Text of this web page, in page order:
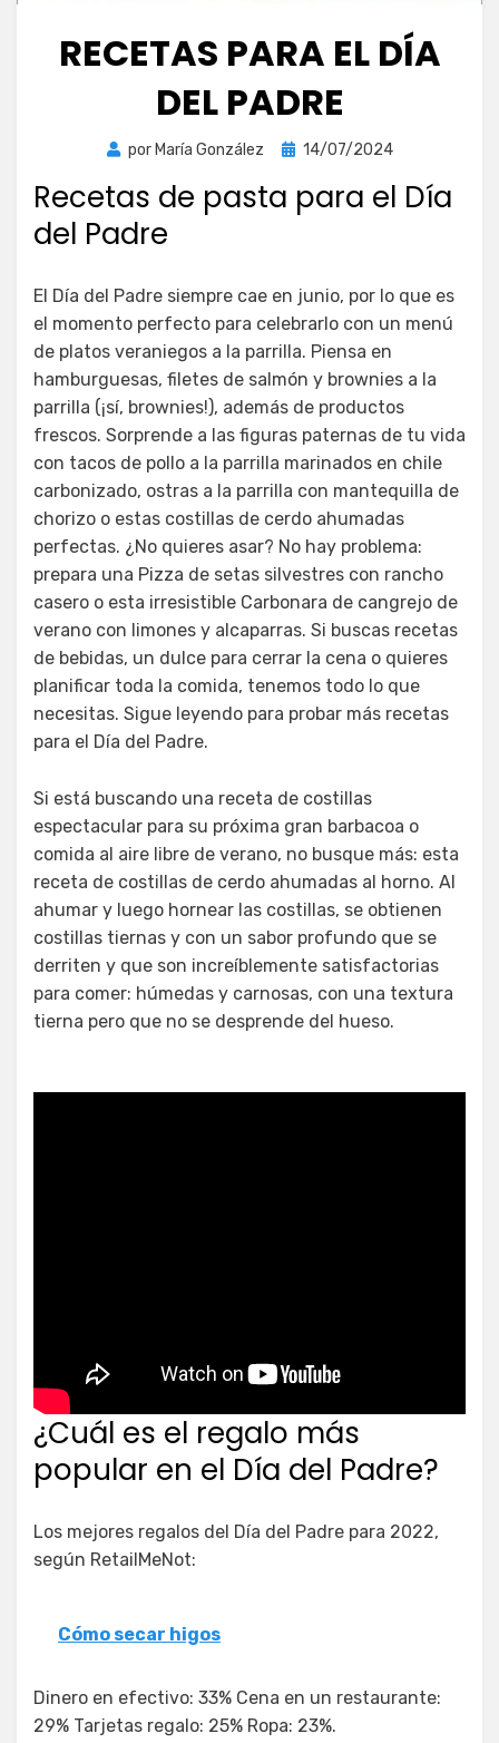
RECETAS PARA EL DÍA
DEL PADRE
por María González
Publicada
14/07/2024
Recetas de pasta para el Día
del Padre
El Día del Padre siempre cae en junio, por lo que es
el momento perfecto para celebrarlo con un menú
de platos veraniegos a la parrilla. Piensa en
hamburguesas, filetes de salmón y brownies a la
parrilla (¡sí, brownies!), además de productos
frescos. Sorprende a las figuras paternas de tu vida
con tacos de pollo a la parrilla marinados en chile
carbonizado, ostras a la parrilla con mantequilla de
chorizo o estas costillas de cerdo ahumadas
perfectas. ¿No quieres asar? No hay problema:
prepara una Pizza de setas silvestres con rancho
casero o esta irresistible Carbonara de cangrejo de
verano con limones y alcaparras. Si buscas recetas
de bebidas, un dulce para cerrar la cena o quieres
planificar toda la comida, tenemos todo lo que
necesitas. Sigue leyendo para probar más recetas
para el Día del Padre.
Si está buscando una receta de costillas
espectacular para su próxima gran barbacoa o
comida al aire libre de verano, no busque más: esta
receta de costillas de cerdo ahumadas al horno. Al
ahumar y luego hornear las costillas, se obtienen
costillas tiernas y con un sabor profundo que se
derriten y que son increíblemente satisfactorias
para comer: húmedas y carnosas, con una textura
tierna pero que no se desprende del hueso.
¿Cuál es el regalo más
popular en el Día del Padre?
Los mejores regalos del Día del Padre para 2022,
según RetailMeNot:
Cómo secar higos
Dinero en efectivo: 33% Cena en un restaurante:
29% Tarjetas regalo: 25% Ropa: 23%.